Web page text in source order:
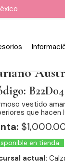
B22D04
vestido
que
$
en tienda
actual: